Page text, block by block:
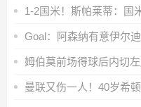
姆伯莫前场得球后内切
曼联又伤一人！40岁希